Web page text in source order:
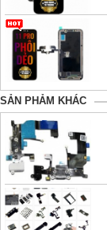
SẢN PHẢM KHÁC